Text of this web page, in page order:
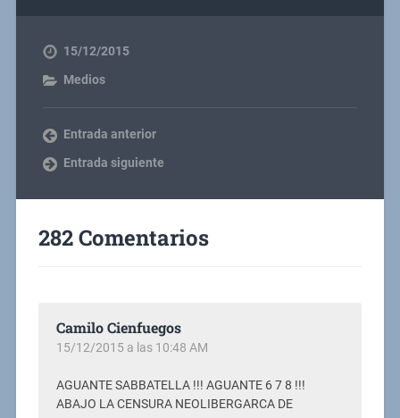
15/12/2015
Medios
Entrada anterior
Entrada siguiente
282 Comentarios
Camilo Cienfuegos
15/12/2015 a las 10:48 AM
AGUANTE SABBATELLA !!! AGUANTE 6 7 8 !!!
ABAJO LA CENSURA NEOLIBERGARCA DE